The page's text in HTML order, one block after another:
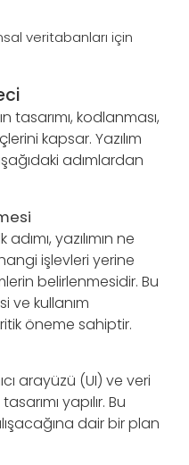
veritabanları için
tasarımı, kodlanması,
kapsar. Yazılım
adımlardan
yazılımın ne
işlevleri yerine
belirlenmesidir. Bu
ve kullanım
öneme sahiptir.
arayüzü (UI) ve veri
yapılır. Bu
dair bir plan